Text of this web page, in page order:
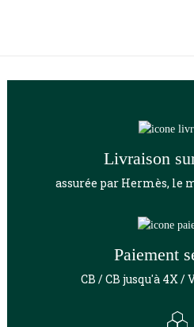
Livraison
assurée par Hermès, le
Paiement
CB / CB jusqu'à 4X /